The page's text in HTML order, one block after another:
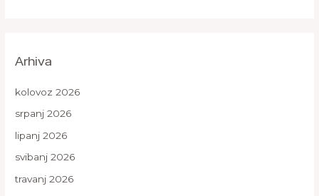
Arhiva
kolovoz 2026
srpanj 2026
lipanj 2026
svibanj 2026
travanj 2026